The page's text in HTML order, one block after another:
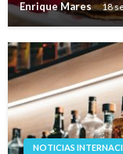
Enrique Mares 18
NOTICIAS